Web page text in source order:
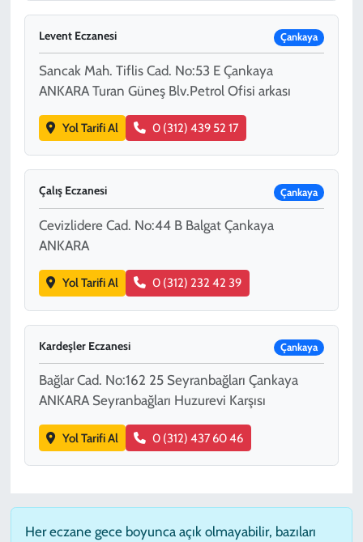
Levent Eczanesi Çankaya
Sancak Mah. Tiflis Cad. No:53 E Çankaya
ANKARA Turan Güneş Blv.Petrol Ofisi arkası
Yol Tarifi Al 0 (312) 439 52 17
Çalış Eczanesi Çankaya
Cevizlidere Cad. No:44 B Balgat Çankaya
ANKARA
Yol Tarifi Al 0 (312) 232 42 39
Kardeşler Eczanesi Çankaya
Bağlar Cad. No:162 25 Seyranbağları Çankaya
ANKARA Seyranbağları Huzurevi Karşısı
Yol Tarifi Al 0 (312) 437 60 46
Her eczane gece boyunca açık olmayabilir, bazıları